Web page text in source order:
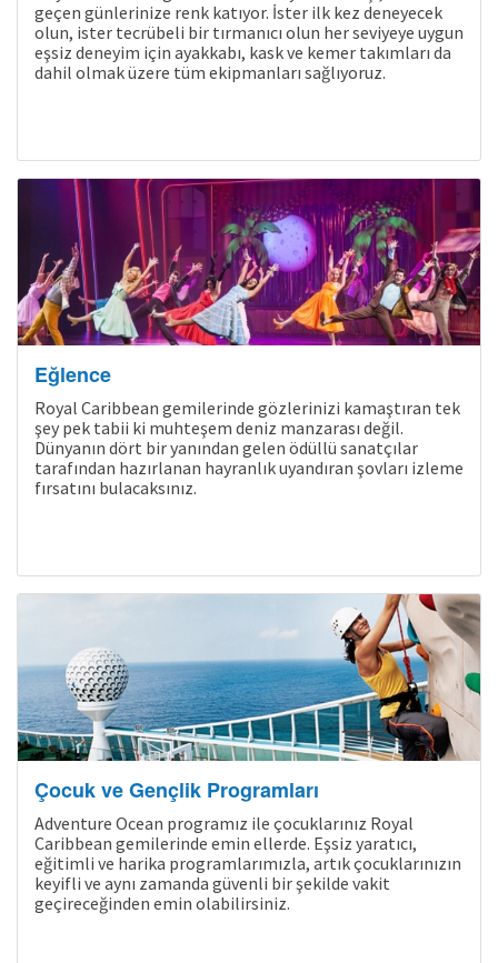
geçen günlerinize renk katıyor. İster ilk kez deneyecek
olun, ister tecrübeli bir tırmanıcı olun her seviyeye uygun
eşsiz deneyim için ayakkabı, kask ve kemer takımları da
dahil olmak üzere tüm ekipmanları sağlıyoruz.
Eğlence
Royal Caribbean gemilerinde gözlerinizi kamaştıran tek
şey pek tabii ki muhteşem deniz manzarası değil.
Dünyanın dört bir yanından gelen ödüllü sanatçılar
tarafından hazırlanan hayranlık uyandıran şovları izleme
fırsatını bulacaksınız.
Çocuk ve Gençlik Programları
Adventure Ocean programız ile çocuklarınız Royal
Caribbean gemilerinde emin ellerde. Eşsiz yaratıcı,
eğitimli ve harika programlarımızla, artık çocuklarınızın
keyifli ve aynı zamanda güvenli bir şekilde vakit
geçireceğinden emin olabilirsiniz.